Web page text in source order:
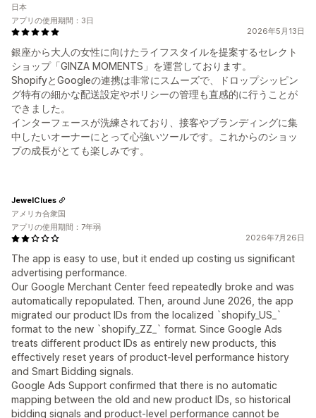
2026年5月13日
銀座から大人の女性に向けたライフスタイルを提案するセレクト
ショップ「GINZA MOMENTS」を運営しております。
ShopifyとGoogleの連携は非常にスムーズで、ドロップシッピン
グ特有の細かな配送設定やポリシーの管理も直感的に行うことが
できました。
インターフェースが洗練されており、接客やブランディングに集
中したいオーナーにとって心強いツールです。これからのショッ
プの成長がとても楽しみです。
日本
アプリの使用期間：3日
2026年7月26日
The app is easy to use, but it ended up costing us significant
advertising performance.
Our Google Merchant Center feed repeatedly broke and was
automatically repopulated. Then, around June 2026, the app
migrated our product IDs from the localized `shopify_US_`
format to the new `shopify_ZZ_` format. Since Google Ads
treats different product IDs as entirely new products, this
effectively reset years of product-level performance history
and Smart Bidding signals.
Google Ads Support confirmed that there is no automatic
mapping between the old and new product IDs, so historical
bidding signals and product-level performance cannot be
JewelClues
アメリカ合衆国
アプリの使用期間：7年弱